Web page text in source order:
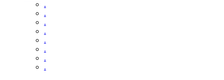
.
.
.
.
.
.
.
.